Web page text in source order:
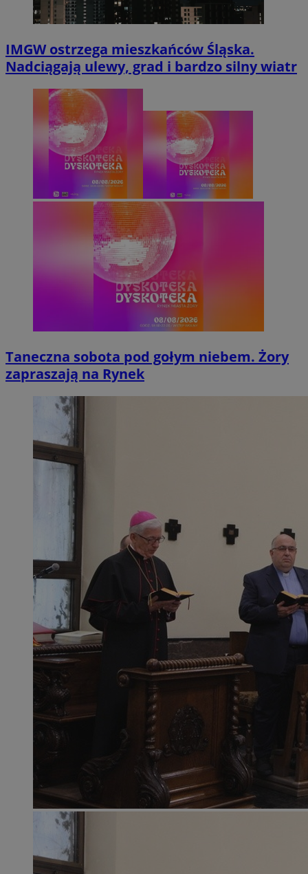
IMGW ostrzega mieszkańców Śląska.
Nadciągają ulewy, grad i bardzo silny wiatr
Taneczna sobota pod gołym niebem. Żory
zapraszają na Rynek